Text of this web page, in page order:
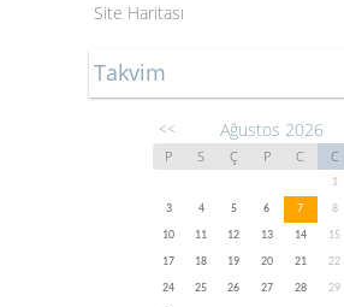
Site Haritası
Takvim
<< Ağustos 2026
P S Ç P C C
1
3
4 5 6 7 8
10
11 12 13 14 15
17
18 19 20 21 22
24
25 26 27 28 29